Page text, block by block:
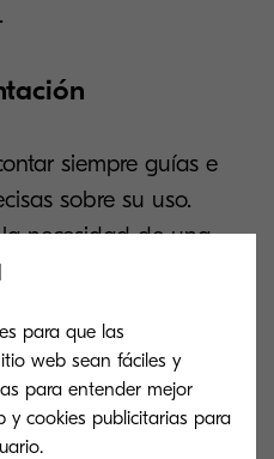
siempre guías e
sobre su uso.
necesidad de una
problemas o
mayor detalle el uso
para que las
web sean fáciles y
para entender mejor
y cookies publicitarias para